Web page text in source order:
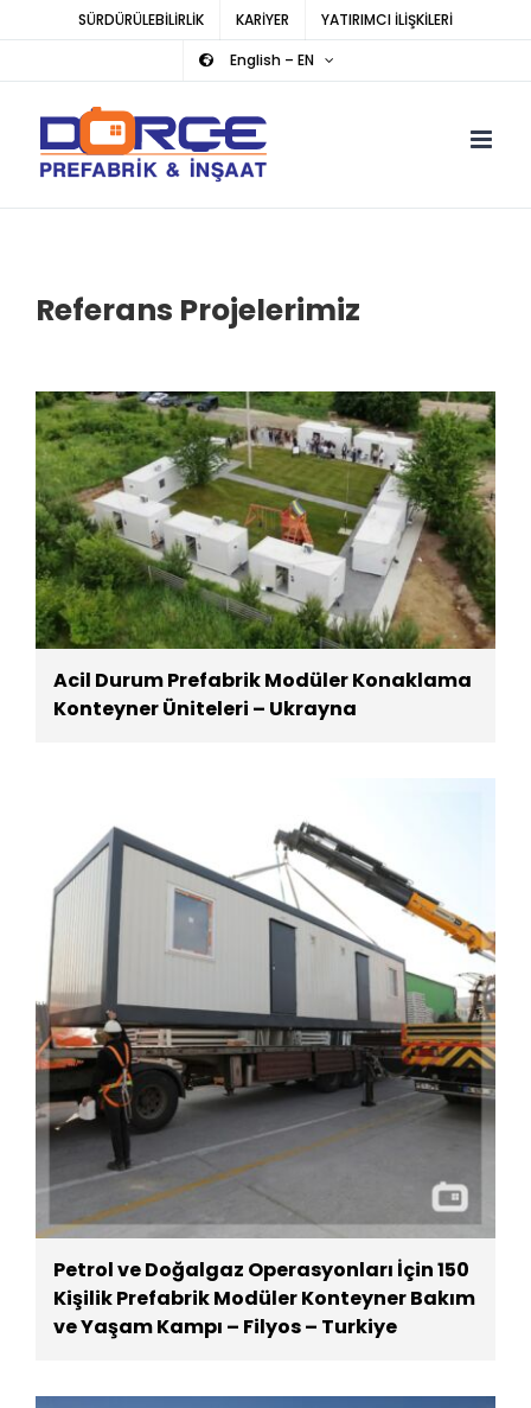
SÜRDÜRÜLEBİLİRLİK KARİYER
YATIRIMCI İLİŞKİLERİ
English – EN
Referans Projelerimiz
Acil Durum Prefabrik Modüler Konaklama
Konteyner Üniteleri – Ukrayna
Petrol ve Doğalgaz Operasyonları İçin 150
Kişilik Prefabrik Modüler Konteyner Bakım
ve Yaşam Kampı – Filyos – Turkiye